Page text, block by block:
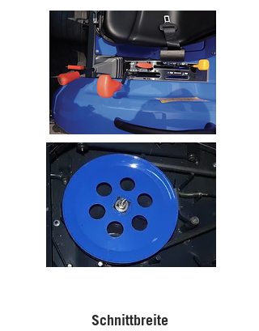
Schnittbreite